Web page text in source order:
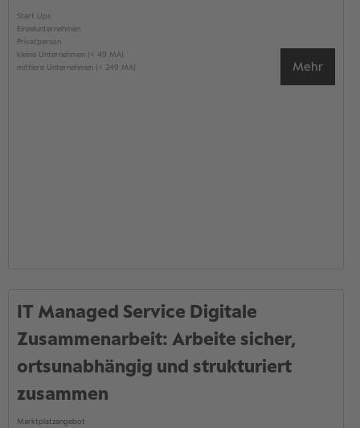
Start Ups
Einzelunternehmen
Privatperson
kleine Unternehmen (< 49 MA)
mittlere Unternehmen (< 249 MA)
Mehr
IT Managed Service Digitale
Zusammenarbeit: Arbeite sicher,
ortsunabhängig und strukturiert
zusammen
Marktplatzangebot